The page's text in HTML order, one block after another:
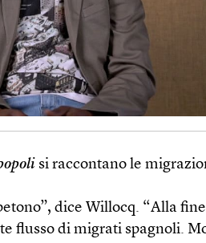
si raccontano le
dice Willocq. “Alla
flusso di migrati spagnoli.